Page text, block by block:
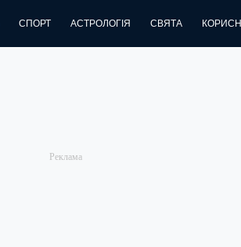
СПОРТ АСТРОЛОГІЯ СВЯТА